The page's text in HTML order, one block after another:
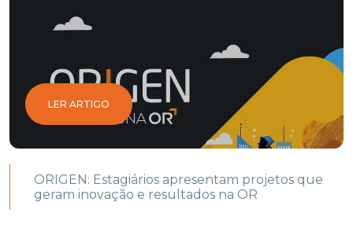
LER ARTIGO
ORIGEN: Estagiários apresentam projetos que
geram inovação e resultados na OR